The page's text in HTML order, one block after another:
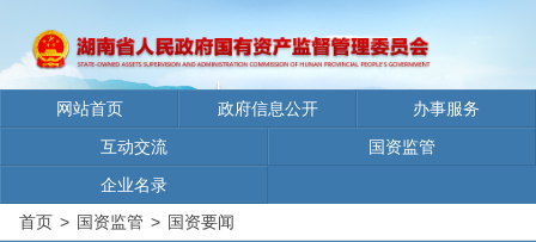
网站首页 政府信息公开
办事服务
互动交流
国资监管
企业名录
首页 > 国资监管 > 国资要闻